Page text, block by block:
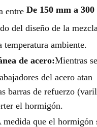
entre De 150 mm a
del diseño de la
ambiente.
de acero:Mientras
del acero atan
barras de refuerzo
el hormigón.
medida que el hormigón